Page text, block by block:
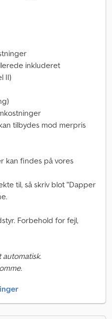
inkluderet
II)
tilbydes mod merpris
kan findes på vores
til, så skriv blot "Dapper
Forbehold for fejl,